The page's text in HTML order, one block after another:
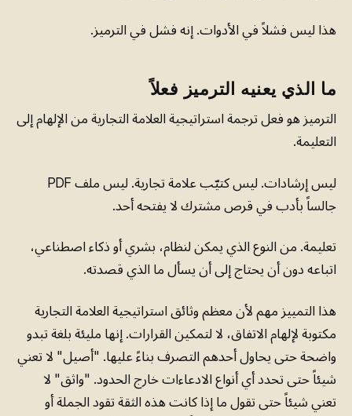
هذا ليس فشلاً في الأدوات. إنه فشل في الترميز.
ما الذي يعنيه الترميز فعلاً
الترميز هو فعل ترجمة استراتيجية العلامة التجارية من الإلهام إلى
التعليمة.
ليس إرشادات. ليس كتيّب علامة تجارية. ليس ملف PDF
جالساً بأدب في قرص مشترك لا يفتحه أحد.
تعليمة. من النوع الذي يمكن لنظام، بشري أو ذكاء اصطناعي،
اتباعه دون أن يحتاج إلى أن يسأل ما الذي قصدته.
هذا التمييز مهم لأن معظم وثائق استراتيجية العلامة التجارية
مكتوبة لإلهام الاتفاق، لا لتمكين القرارات. إنها مليئة بلغة تبدو
واضحة حتى يحاول أحدهم التصرف بناءً عليها. "أصيل" لا تعني
شيئاً حتى تحدد أي أنواع الادعاءات خارج الحدود. "واثق" لا
تعني شيئاً حتى تقول ما إذا كانت هذه الثقة تقود الجملة أو